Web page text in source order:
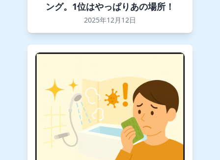
ング。1位はやっぱりあの場所！
2025年12月12日